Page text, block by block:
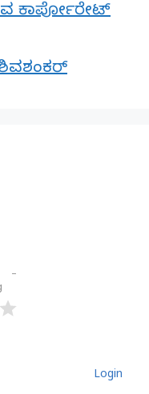
ಕಾರ್ಪೋರೇಟ್
Login